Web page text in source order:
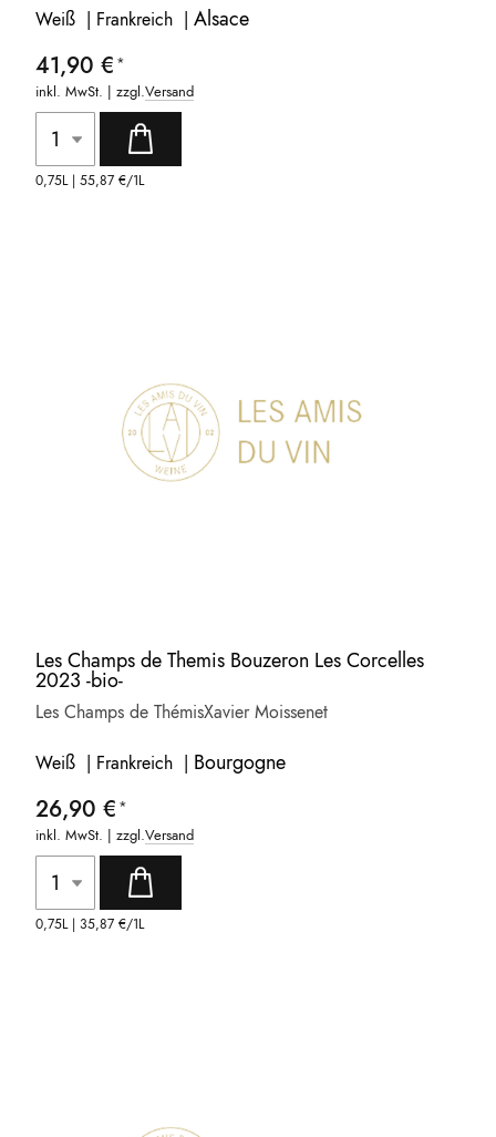
Weiß | Frankreich |Alsace
41,90 €
inkl. MwSt. | zzgl.Versand
0,75L |55,87 €/1L
Les Champs de Themis Bouzeron Les Corcelles
2023 -bio-
Les Champs de ThémisXavier Moissenet
Weiß | Frankreich | Bourgogne
26,90 €
inkl. MwSt. | zzgl.Versand
0,75L |35,87 €/1L